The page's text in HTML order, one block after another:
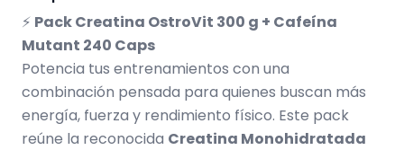
⚡ Pack Creatina OstroVit 300 g + Cafeína
Mutant 240 Caps
Potencia tus entrenamientos con una
combinación pensada para quienes buscan más
energía, fuerza y rendimiento físico. Este pack
reúne la reconocida Creatina Monohidratada